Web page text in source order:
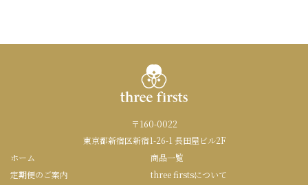
〒160-0022
東京都新宿区新宿1-26-1 長田屋ビル2F
ホーム
商品一覧
定期便のご案内
three firstsについて